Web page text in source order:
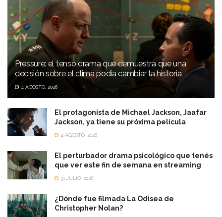
Pressure: el tenso drama que demuestra que una
decisión sobre el clima podía cambiar la historia
4 AGOSTO, 2026
El protagonista de Michael Jackson, Jaafar
Jackson, ya tiene su próxima película
4 AGOSTO, 2026
El perturbador drama psicológico que tenés
que ver este fin de semana en streaming
31 JULIO, 2026
¿Dónde fue filmada La Odisea de
Christopher Nolan?